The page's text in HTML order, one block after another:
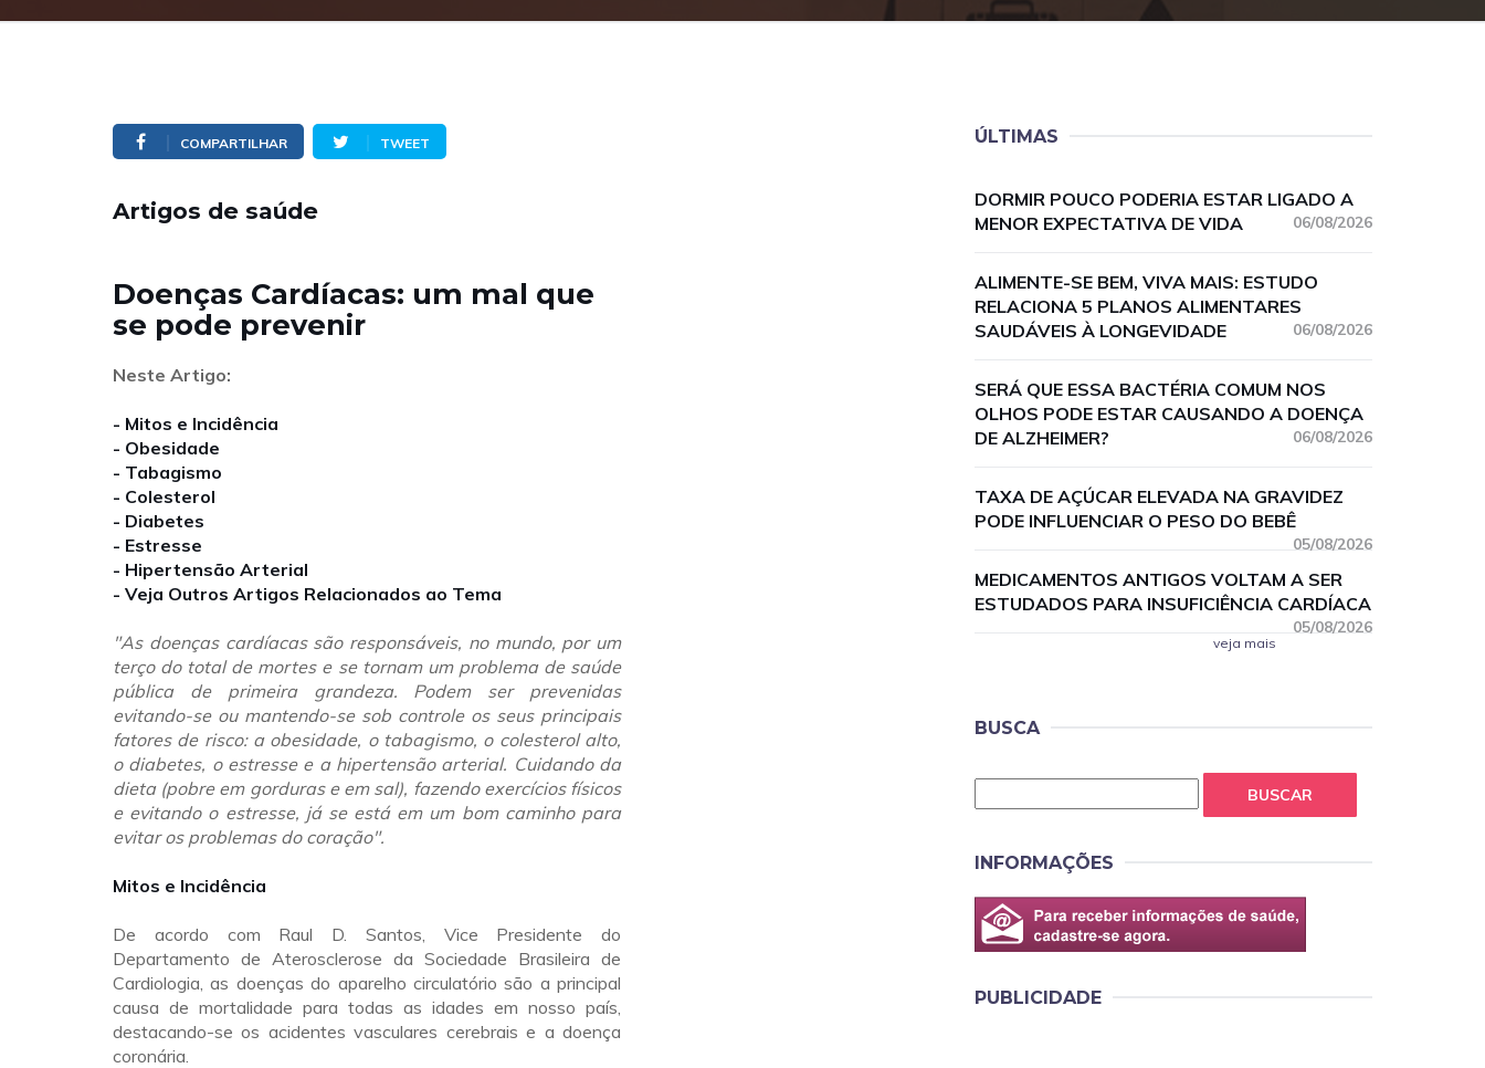
COMPARTILHAR TWEET
Artigos de saúde
Doenças Cardíacas: um mal que
se pode prevenir
Neste Artigo:
- Mitos e Incidência
- Obesidade
- Tabagismo
- Colesterol
- Diabetes
- Estresse
- Hipertensão Arterial
- Veja Outros Artigos Relacionados ao Tema
"As doenças cardíacas são responsáveis, no mundo, por um
terço do total de mortes e se tornam um problema de saúde
pública de primeira grandeza. Podem ser prevenidas
evitando-se ou mantendo-se sob controle os seus principais
fatores de risco: a obesidade, o tabagismo, o colesterol alto,
o diabetes, o estresse e a hipertensão arterial. Cuidando da
dieta (pobre em gorduras e em sal), fazendo exercícios físicos
e evitando o estresse, já se está em um bom caminho para
evitar os problemas do coração".
Mitos e Incidência
De acordo com Raul D. Santos, Vice Presidente do
Departamento de Aterosclerose da Sociedade Brasileira de
Cardiologia, as doenças do aparelho circulatório são a principal
causa de mortalidade para todas as idades em nosso país,
destacando-se os acidentes vasculares cerebrais e a doença
coronária.
ÚLTIMAS
DORMIR POUCO PODERIA ESTAR LIGADO A
MENOR EXPECTATIVA DE VIDA
06/08/2026
ALIMENTE-SE BEM, VIVA MAIS: ESTUDO
RELACIONA 5 PLANOS ALIMENTARES
SAUDÁVEIS À LONGEVIDADE
06/08/2026
SERÁ QUE ESSA BACTÉRIA COMUM NOS
OLHOS PODE ESTAR CAUSANDO A DOENÇA
DE ALZHEIMER?
06/08/2026
TAXA DE AÇÚCAR ELEVADA NA GRAVIDEZ
PODE INFLUENCIAR O PESO DO BEBÊ
05/08/2026
MEDICAMENTOS ANTIGOS VOLTAM A SER
ESTUDADOS PARA INSUFICIÊNCIA CARDÍACA
05/08/2026
veja mais
BUSCA
BUSCAR
INFORMAÇÕES
PUBLICIDADE